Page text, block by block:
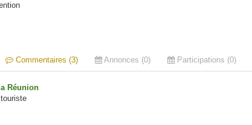
Commentaires (3) Annonces (0) Participations (0)
Réunion